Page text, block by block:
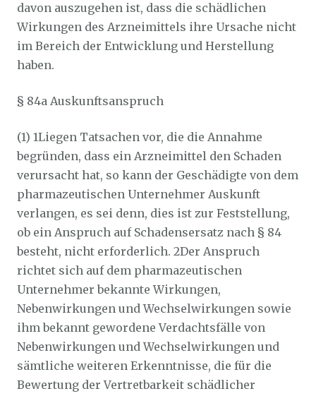
davon auszugehen ist, dass die schädlichen
Wirkungen des Arzneimittels ihre Ursache nicht
im Bereich der Entwicklung und Herstellung
haben.
§ 84a Auskunftsanspruch
(1) 1Liegen Tatsachen vor, die die Annahme
begründen, dass ein Arzneimittel den Schaden
verursacht hat, so kann der Geschädigte von dem
pharmazeutischen Unternehmer Auskunft
verlangen, es sei denn, dies ist zur Feststellung,
ob ein Anspruch auf Schadensersatz nach § 84
besteht, nicht erforderlich. 2Der Anspruch
richtet sich auf dem pharmazeutischen
Unternehmer bekannte Wirkungen,
Nebenwirkungen und Wechselwirkungen sowie
ihm bekannt gewordene Verdachtsfälle von
Nebenwirkungen und Wechselwirkungen und
sämtliche weiteren Erkenntnisse, die für die
Bewertung der Vertretbarkeit schädlicher